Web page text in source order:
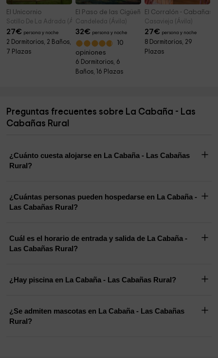
El Unicornio
Sotillo De La Adrada (Ávila)
27€ persona y noche
2 Dormitorios, 2 Baños,
7 Plazas
El Paso de las Cigüeñas
Candeleda (Ávila)
32€ persona y noche
10
opiniones
6 Dormitorios, 6
Baños, 16 Plazas
El Corralón - Cabañas
Casavieja (Ávila)
27€ persona y noche
8 Dormitorios, 29
Plazas
Preguntas frecuentes sobre La Cabaña - Las
Cabañas Rural
¿Cuánto cuesta alojarse en La Cabaña - Las Cabañas
Rural?
¿Cuántas personas pueden hospedarse en La Cabaña -
Las Cabañas Rural?
Cuál es el horario de entrada y salida de La Cabaña -
Las Cabañas Rural?
¿Hay piscina en La Cabaña - Las Cabañas Rural?
¿Se admiten mascotas en La Cabaña - Las Cabañas
Rural?